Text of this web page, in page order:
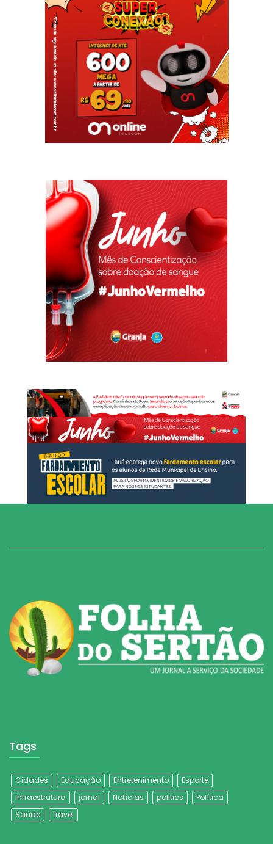
Tags
Cidades Educação Entretenimento
Esporte
Infraestrutura
jornal Notícias politics
Política
Saúde
travel